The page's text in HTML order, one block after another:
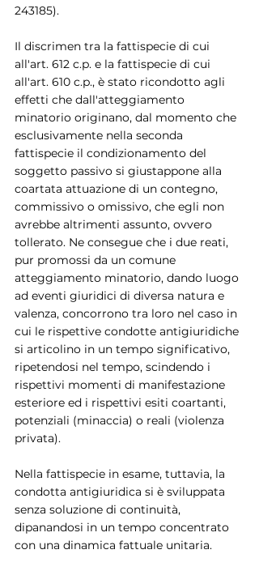
243185).
Il discrimen tra la fattispecie di cui
all'art. 612 c.p. e la fattispecie di cui
all'art. 610 c.p., è stato ricondotto agli
effetti che dall'atteggiamento
minatorio originano, dal momento che
esclusivamente nella seconda
fattispecie il condizionamento del
soggetto passivo si giustappone alla
coartata attuazione di un contegno,
commissivo o omissivo, che egli non
avrebbe altrimenti assunto, ovvero
tollerato. Ne consegue che i due reati,
pur promossi da un comune
atteggiamento minatorio, dando luogo
ad eventi giuridici di diversa natura e
valenza, concorrono tra loro nel caso in
cui le rispettive condotte antigiuridiche
si articolino in un tempo significativo,
ripetendosi nel tempo, scindendo i
rispettivi momenti di manifestazione
esteriore ed i rispettivi esiti coartanti,
potenziali (minaccia) o reali (violenza
privata).
Nella fattispecie in esame, tuttavia, la
condotta antigiuridica si è sviluppata
senza soluzione di continuità,
dipanandosi in un tempo concentrato
con una dinamica fattuale unitaria.